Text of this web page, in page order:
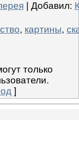
Добавил:
, картины,
только
]